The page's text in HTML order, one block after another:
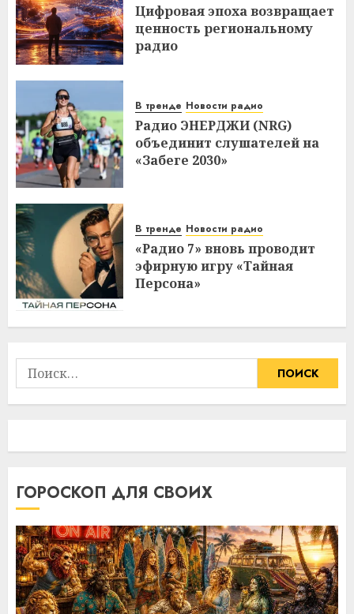
Цифровая эпоха возвращает
ценность региональному
радио
В тренде Новости радио
Радио ЭНЕРДЖИ (NRG)
объединит слушателей на
«Забеге 2030»
В тренде Новости радио
«Радио 7» вновь проводит
эфирную игру «Тайная
Персона»
Найти:
ГОРОСКОП ДЛЯ СВОИХ